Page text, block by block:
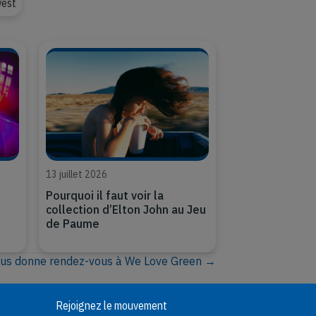
Pourquoi il faut voir la
collection d’Elton John au Jeu
de Paume
13 juillet 2026
donne rendez-vous à We Love Green →
Rejoignez le mouvement